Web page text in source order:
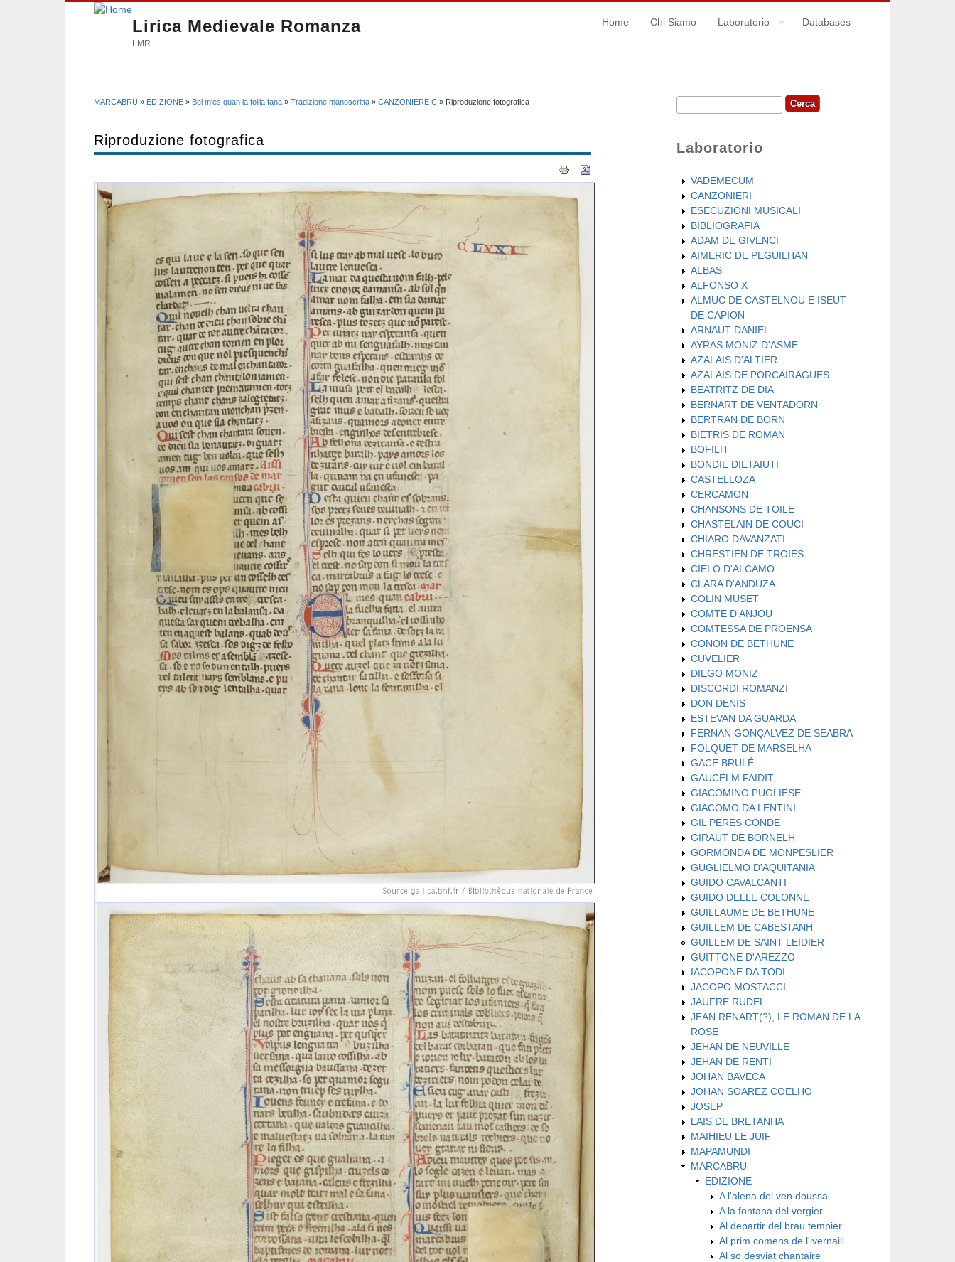
Lirica Medievale Romanza
LMR
Home Chi Siamo Laboratorio Databases
MARCABRU » EDIZIONE » Bel m'es quan la foilla fana » Tradizione manoscritta » CANZONIERE C » Riproduzione fotografica
Riproduzione fotografica
Form di ricerca
Cerca
Laboratorio
VADEMECUM
CANZONIERI
ESECUZIONI MUSICALI
BIBLIOGRAFIA
ADAM DE GIVENCI
AIMERIC DE PEGUILHAN
ALBAS
ALFONSO X
ALMUC DE CASTELNOU E ISEUT
DE CAPION
ARNAUT DANIEL
AYRAS MONIZ D'ASME
AZALAIS D'ALTIER
AZALAIS DE PORCAIRAGUES
BEATRITZ DE DIA
BERNART DE VENTADORN
BERTRAN DE BORN
BIETRIS DE ROMAN
BOFILH
BONDIE DIETAIUTI
CASTELLOZA
CERCAMON
CHANSONS DE TOILE
CHASTELAIN DE COUCI
CHIARO DAVANZATI
CHRESTIEN DE TROIES
CIELO D'ALCAMO
CLARA D'ANDUZA
COLIN MUSET
COMTE D'ANJOU
COMTESSA DE PROENSA
CONON DE BETHUNE
CUVELIER
DIEGO MONIZ
DISCORDI ROMANZI
DON DENIS
ESTEVAN DA GUARDA
FERNAN GONÇALVEZ DE SEABRA
FOLQUET DE MARSELHA
GACE BRULÉ
GAUCELM FAIDIT
GIACOMINO PUGLIESE
GIACOMO DA LENTINI
GIL PERES CONDE
GIRAUT DE BORNELH
GORMONDA DE MONPESLIER
GUGLIELMO D'AQUITANIA
GUIDO CAVALCANTI
GUIDO DELLE COLONNE
GUILLAUME DE BETHUNE
GUILLEM DE CABESTANH
GUILLEM DE SAINT LEIDIER
GUITTONE D'AREZZO
IACOPONE DA TODI
JACOPO MOSTACCI
JAUFRE RUDEL
JEAN RENART(?), LE ROMAN DE LA
ROSE
JEHAN DE NEUVILLE
JEHAN DE RENTI
JOHAN BAVECA
JOHAN SOAREZ COELHO
JOSEP
LAIS DE BRETANHA
MAIHIEU LE JUIF
MAPAMUNDI
MARCABRU
EDIZIONE
A l'alena del ven doussa
A la fontana del vergier
Al departir del brau tempier
Al prim comens de l'ivernaill
Al so desviat chantaire